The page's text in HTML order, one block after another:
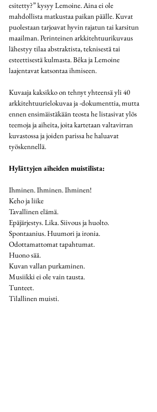
esitetty?” kysyy Lemoine. Aina ei ole
mahdollista matkustaa paikan päälle. Kuvat
puolestaan tarjoavat hyvin rajatun tai karsitun
maailman. Perinteinen arkkitehtuurikuvaus
lähestyy tilaa abstraktista, teknisestä tai
esteettisestä kulmasta. Bêka ja Lemoine
laajentavat katsontaa ihmiseen.
Kuvaaja kaksikko on tehnyt yhteensä yli 40
arkkitehtuurielokuvaa ja -dokumenttia, mutta
ennen ensimäistäkään teosta he listasivat ylös
teemoja ja aiheita, joita kartetaan valtavirran
kuvastossa ja joiden parissa he haluavat
työskennellä.
Hylättyjen aiheiden muistilista:
Ihminen. Ihminen. Ihminen!
Keho ja liike
Tavallinen elämä.
Epäjärjestys. Lika. Siivous ja huolto.
Spontaanius. Huumori ja ironia.
Odottamattomat tapahtumat.
Huono sää.
Kuvan vallan purkaminen.
Musiikki ei ole vain tausta.
Tunteet.
Tilallinen muisti.